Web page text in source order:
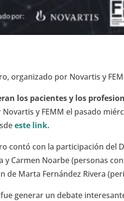
organizado por Novartis y
los pacientes y los
Novartis y FEMM el pasado
este link.
contó con la participación del
y Carmen Noarbe (personas
de Marta Fernández Rivera
generar un debate